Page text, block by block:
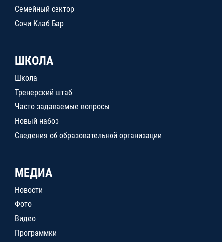
Семейный сектор
Сочи Клаб Бар
ШКОЛА
Школа
Тренерский штаб
Часто задаваемые вопросы
Новый набор
Сведения об образовательной организации
МЕДИА
Новости
Фото
Видео
Программки